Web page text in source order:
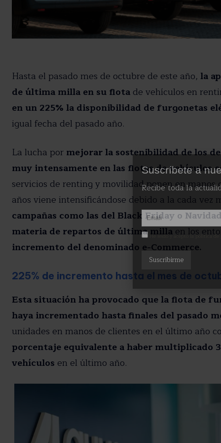
Hasta el pasado mes de octubre de este año, la
de última milla en su flota de vehículos en
en un 225% la disponibilidad de furgonetas
igual fecha del pasado año.
La lucha por mejorar la sostenibilidad de los
muy intensamente en las flotas de vehículos
servicios de renting y movilidad ponen en
años viene intensificándose debido a la cada
campañas como las del Black Friday o
materia de repartos de última millaen los
incremento del denominado e-Commerce.
225% de incremento hasta el mes de
Esta situación ha provocado que la flota de
haya incrementado hasta finales del pasado
unidades en manos de clientes en el último año
porcentaje equivalente a haber multiplicado
vehículos en el último año.
Suscríbete a
Recibe toda la
He leído y acepto la política de